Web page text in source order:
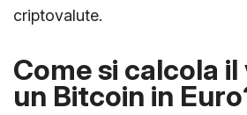
criptovalute.
Come si calcola il
un Bitcoin in